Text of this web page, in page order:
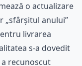
o actualizare
„sfârșitul anului”
livrarea
s-a dovedit
recunoscut